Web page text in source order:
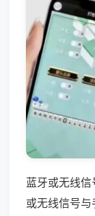
蓝牙或无线
或无线信号